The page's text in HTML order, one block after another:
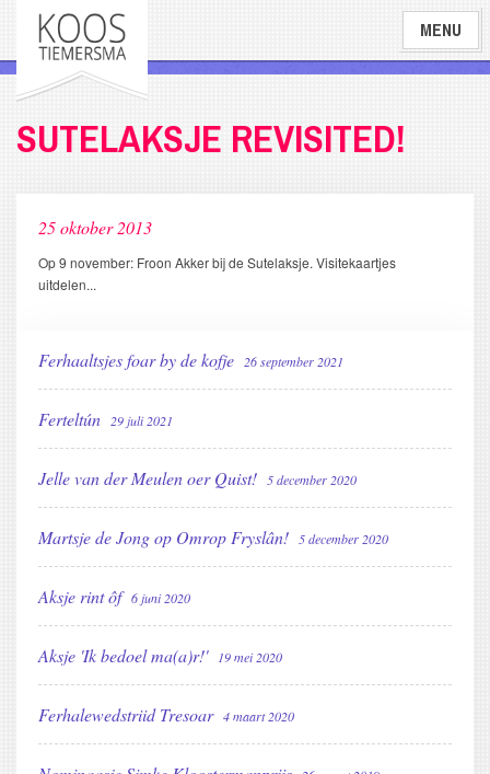
Overslaan
naar
gaan
MENU
SUTELAKSJE REVISITED!
25 oktober 2013
Op 9 november: Froon Akker bij de Sutelaksje. Visitekaartjes
uitdelen...
Ferhaaltsjes foar by de kofje 26 september 2021
Ferteltún 29 juli 2021
Jelle van der Meulen oer Quist! 5 december 2020
Martsje de Jong op Omrop Fryslân! 5 december 2020
Aksje rint ôf 6 juni 2020
Aksje 'Ik bedoel ma(a)r!' 19 mei 2020
Ferhalewedstriid Tresoar 4 maart 2020